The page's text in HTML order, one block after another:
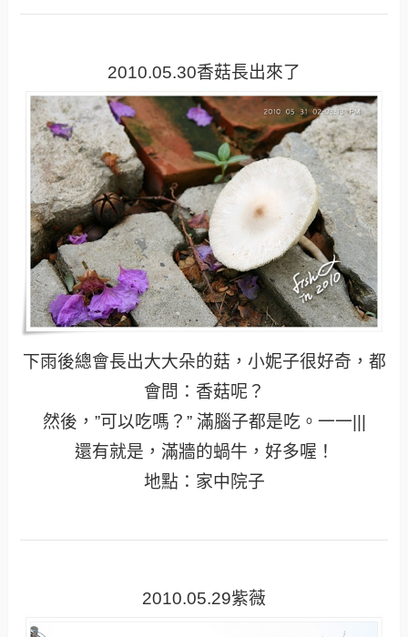
2010.05.30香菇長出來了
下雨後總會長出大大朵的菇，小妮子很好奇，都
會問：香菇呢？
然後，”可以吃嗎？” 滿腦子都是吃。一一|||
還有就是，滿牆的蝸牛，好多喔！
地點：家中院子
2010.05.29紫薇